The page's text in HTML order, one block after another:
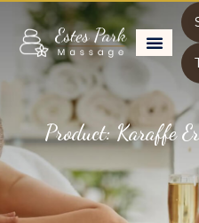
Product: Karaffe